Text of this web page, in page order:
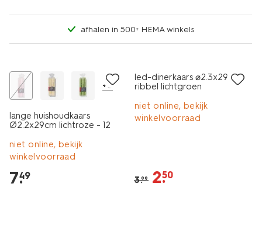
afhalen in 500+ HEMA winkels
+6
lange huishoudkaars
Ø2.2x29cm lichtroze - 12
niet online, bekijk
winkelvoorraad
7.
49
led-dinerkaars ⌀2.3x29cm
ribbel lichtgroen
niet online, bekijk
winkelvoorraad
3.99 2.
50